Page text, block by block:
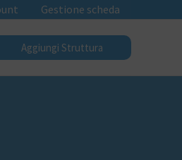
Gestione scheda
Aggiungi Struttura